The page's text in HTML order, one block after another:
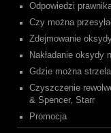
Odpowiedzi
Czy można
Zdejmowanie
Nakładanie oksydy
Gdzie można
Czyszczenie
& Spencer, Starr
Promocja